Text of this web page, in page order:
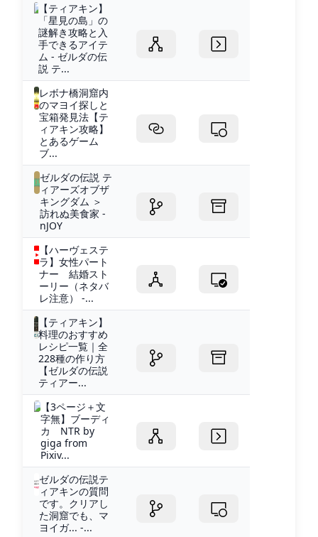
【ティアキン】
「星見の島」の
謎解き攻略と入
手できるアイテ
ム - ゼルダの伝
説 テ...
レボナ橋洞窟内
のマヨイ探しと
宝箱発見法【テ
ィアキン攻略】
とあるゲーム
ブ...
ゼルダの伝説 テ
ィアーズオブザ
キングダム ＞
訪れぬ美食家 -
nJOY
【ハーヴェステ
ラ】女性パート
ナー 結婚スト
ーリー（ネタバ
レ注意） -...
【ティアキン】
料理のおすすめ
レシピ一覧｜全
228種の作り方
【ゼルダの伝説
ティアー...
【3ページ＋文
字無】ブーディ
カ NTR by
giga from
Pixiv...
ゼルダの伝説テ
ィアキンの質問
です。クリアし
た洞窟でも、マ
ヨイガ... -...